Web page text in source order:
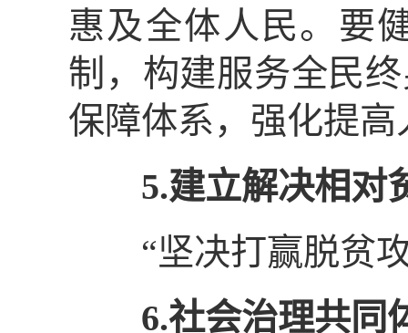
惠及全体人民。要
制，构建服务全民
保障体系，强化提
5.建立解决相对
“坚决打赢脱贫攻
6.社会治理共同